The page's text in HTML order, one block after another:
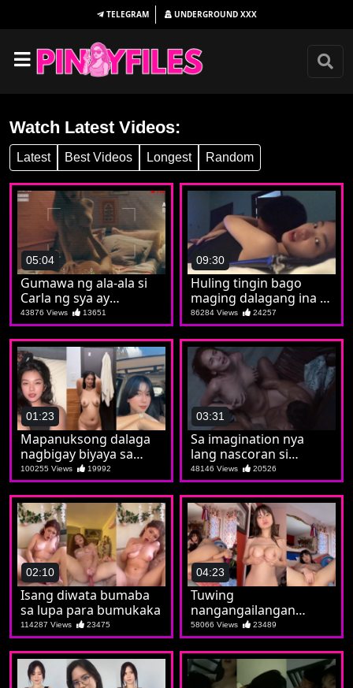
TELEGRAM UNDERGROUND XXX
Watch Latest Videos:
Latest Best Videos Longest Random
05:04
Gumawa ng ala-ala si
Carla ng sya ay
nagpakaputa at
pumatong sa batuta
43876 Views 13651
09:30
Huling tingin bago
maging dalagang ina si
Christine
86284 Views 24257
01:23
Mapanuksong dalaga
nagbigay biyaya sa
madla
100255 Views 19992
03:31
Sa imagination nya
lang nascoran si
Maricon
48146 Views 20526
02:10
Isang diwata bumaba
sa lupa para bumukaka
114287 Views 23475
04:23
Tuwing
nangangailangan
nagsoshow si Marian
58066 Views 23489